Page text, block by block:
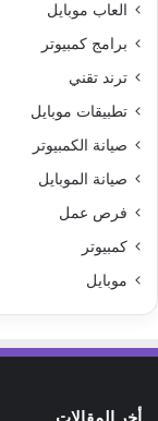
العاب موبايل
برامج كمبيوتر
ترند تقني
تطبيقات موبايل
صيانة الكمبيوتر
صيانة الموبايل
فرص عمل
كمبيوتر
موبايل